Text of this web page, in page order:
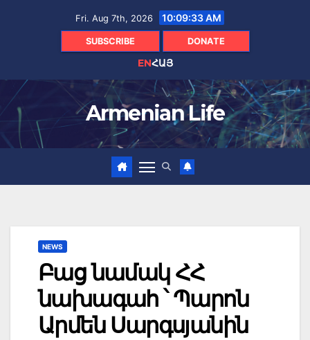
Fri. Aug 7th, 2026 10:09:34 AM
SUBSCRIBE DONATE
ENՀԱՅ
Armenian Life
NEWS
Բաց նամակ ՀՀ
նախագահ ՝ Պարոն
Արմեն Սարգսյանին